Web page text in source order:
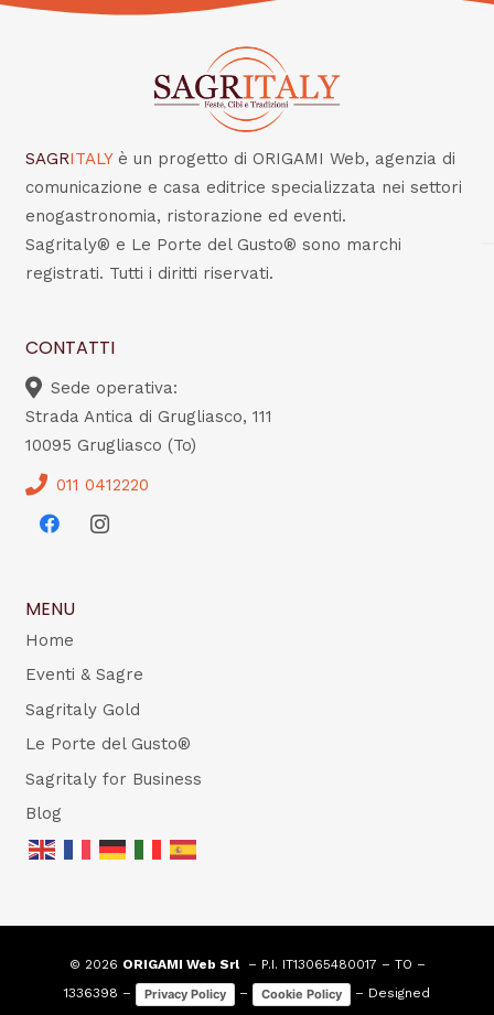
SAGRITALY è un progetto di ORIGAMI Web, agenzia di
comunicazione e casa editrice specializzata nei settori
enogastronomia, ristorazione ed eventi.
Sagritaly® e Le Porte del Gusto® sono marchi
registrati. Tutti i diritti riservati.
CONTATTI
Sede operativa:
Strada Antica di Grugliasco, 111
10095 Grugliasco (To)
011 0412220
MENU
Home
Eventi & Sagre
Sagritaly Gold
Le Porte del Gusto®
Sagritaly for Business
Blog
© 2026 ORIGAMI Web Srl– P.I. IT13065480017 – TO –
1336398 –
Privacy Policy – Cookie Policy
– Designed